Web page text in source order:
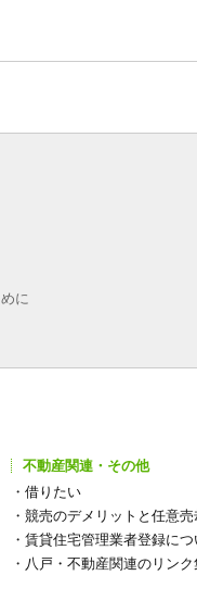
に
不動産関連・その他
・ 借りたい
・ 競売のデメリットと任意売
・ 賃貸住宅管理業者登録につ
・ 八戸・不動産関連のリンク